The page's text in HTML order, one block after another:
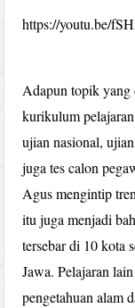
https://youtu.be/
Adapun topik yang
kurikulum
ujian nasional,
juga tes calon
Agus mengintip
itu juga menjadi
tersebar di 10 kota
Jawa. Pelajaran
pengetahuan alam